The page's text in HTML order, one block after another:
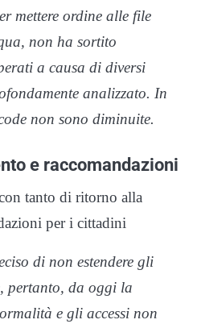
mettere ordine alle file
non ha sortito
a causa di diversi
analizzato. In
non sono diminuite.
e raccomandazioni
tanto di ritorno alla
per i cittadini
di non estendere gli
pertanto, da oggi la
e gli accessi non